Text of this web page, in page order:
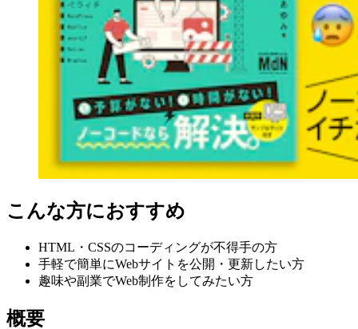
こんな方におすすめ
HTML・CSSのコーディングが不得手の方
手軽で簡単にWebサイトを公開・更新したい方
趣味や副業でWeb制作をしてみたい方
概要